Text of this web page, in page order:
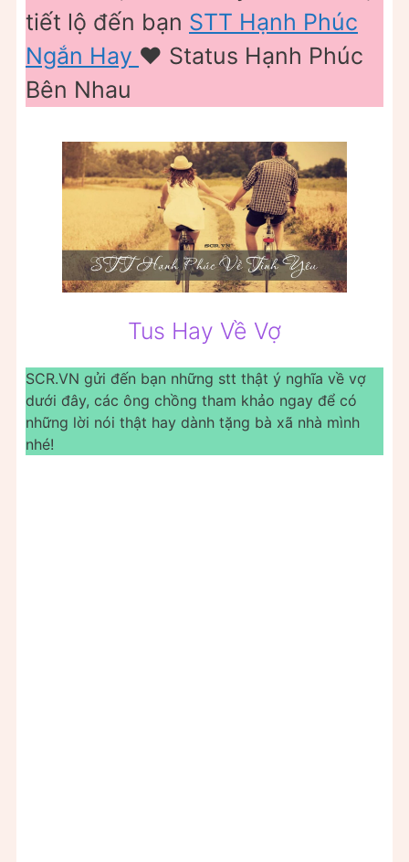
tiết lộ đến bạn STT Hạnh Phúc
Ngắn Hay ❤️️ Status Hạnh Phúc
Bên Nhau
Tus Hay Về Vợ
SCR.VN gửi đến bạn những stt thật ý nghĩa về vợ
dưới đây, các ông chồng tham khảo ngay để có
những lời nói thật hay dành tặng bà xã nhà mình
nhé!